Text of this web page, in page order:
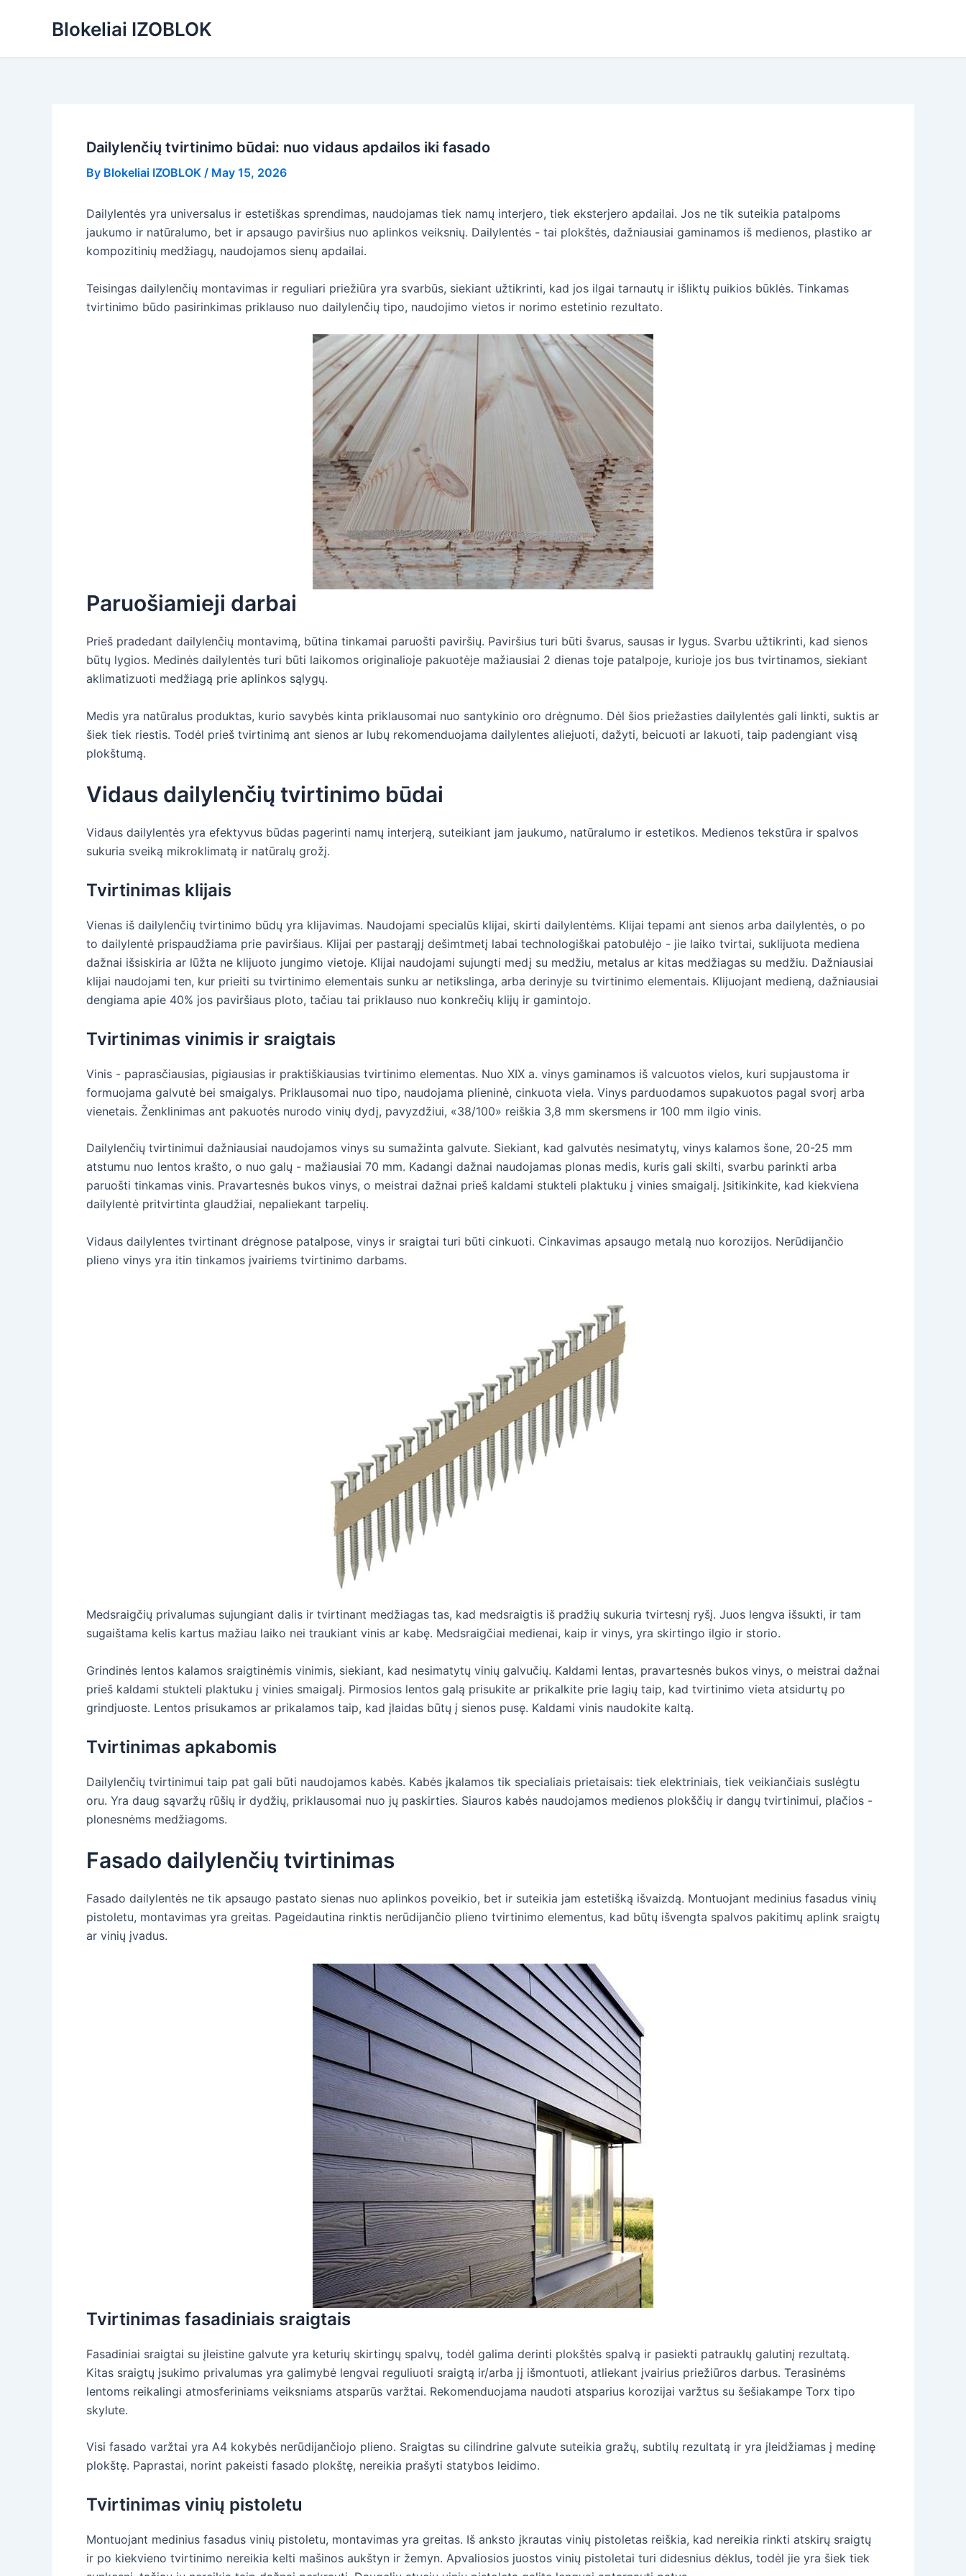
Blokeliai IZOBLOK
Dailylenčių tvirtinimo būdai: nuo vidaus apdailos iki fasado
By Blokeliai IZOBLOK / May 15, 2026
Dailylentės yra universalus ir estetiškas sprendimas, naudojamas tiek namų interjero, tiek eksterjero apdailai. Jos ne tik suteikia patalpoms
jaukumo ir natūralumo, bet ir apsaugo paviršius nuo aplinkos veiksnių. Dailylentės - tai plokštės, dažniausiai gaminamos iš medienos, plastiko ar
kompozitinių medžiagų, naudojamos sienų apdailai.
Teisingas dailylenčių montavimas ir reguliari priežiūra yra svarbūs, siekiant užtikrinti, kad jos ilgai tarnautų ir išliktų puikios būklės. Tinkamas
tvirtinimo būdo pasirinkimas priklauso nuo dailylenčių tipo, naudojimo vietos ir norimo estetinio rezultato.
Paruošiamieji darbai
Prieš pradedant dailylenčių montavimą, būtina tinkamai paruošti paviršių. Paviršius turi būti švarus, sausas ir lygus. Svarbu užtikrinti, kad sienos
būtų lygios. Medinės dailylentės turi būti laikomos originalioje pakuotėje mažiausiai 2 dienas toje patalpoje, kurioje jos bus tvirtinamos, siekiant
aklimatizuoti medžiagą prie aplinkos sąlygų.
Medis yra natūralus produktas, kurio savybės kinta priklausomai nuo santykinio oro drėgnumo. Dėl šios priežasties dailylentės gali linkti, suktis ar
šiek tiek riestis. Todėl prieš tvirtinimą ant sienos ar lubų rekomenduojama dailylentes aliejuoti, dažyti, beicuoti ar lakuoti, taip padengiant visą
plokštumą.
Vidaus dailylenčių tvirtinimo būdai
Vidaus dailylentės yra efektyvus būdas pagerinti namų interjerą, suteikiant jam jaukumo, natūralumo ir estetikos. Medienos tekstūra ir spalvos
sukuria sveiką mikroklimatą ir natūralų grožį.
Tvirtinimas klijais
Vienas iš dailylenčių tvirtinimo būdų yra klijavimas. Naudojami specialūs klijai, skirti dailylentėms. Klijai tepami ant sienos arba dailylentės, o po
to dailylentė prispaudžiama prie paviršiaus. Klijai per pastarąjį dešimtmetį labai technologiškai patobulėjo - jie laiko tvirtai, suklijuota mediena
dažnai išsiskiria ar lūžta ne klijuoto jungimo vietoje. Klijai naudojami sujungti medį su medžiu, metalus ar kitas medžiagas su medžiu. Dažniausiai
klijai naudojami ten, kur prieiti su tvirtinimo elementais sunku ar netikslinga, arba derinyje su tvirtinimo elementais. Klijuojant medieną, dažniausiai
dengiama apie 40% jos paviršiaus ploto, tačiau tai priklauso nuo konkrečių klijų ir gamintojo.
Tvirtinimas vinimis ir sraigtais
Vinis - paprasčiausias, pigiausias ir praktiškiausias tvirtinimo elementas. Nuo XIX a. vinys gaminamos iš valcuotos vielos, kuri supjaustoma ir
formuojama galvutė bei smaigalys. Priklausomai nuo tipo, naudojama plieninė, cinkuota viela. Vinys parduodamos supakuotos pagal svorį arba
vienetais. Ženklinimas ant pakuotės nurodo vinių dydį, pavyzdžiui, «38/100» reiškia 3,8 mm skersmens ir 100 mm ilgio vinis.
Dailylenčių tvirtinimui dažniausiai naudojamos vinys su sumažinta galvute. Siekiant, kad galvutės nesimatytų, vinys kalamos šone, 20-25 mm
atstumu nuo lentos krašto, o nuo galų - mažiausiai 70 mm. Kadangi dažnai naudojamas plonas medis, kuris gali skilti, svarbu parinkti arba
paruošti tinkamas vinis. Pravartesnės bukos vinys, o meistrai dažnai prieš kaldami stukteli plaktuku į vinies smaigalį. Įsitikinkite, kad kiekviena
dailylentė pritvirtinta glaudžiai, nepaliekant tarpelių.
Vidaus dailylentes tvirtinant drėgnose patalpose, vinys ir sraigtai turi būti cinkuoti. Cinkavimas apsaugo metalą nuo korozijos. Nerūdijančio
plieno vinys yra itin tinkamos įvairiems tvirtinimo darbams.
Medsraigčių privalumas sujungiant dalis ir tvirtinant medžiagas tas, kad medsraigtis iš pradžių sukuria tvirtesnį ryšį. Juos lengva išsukti, ir tam
sugaištama kelis kartus mažiau laiko nei traukiant vinis ar kabę. Medsraigčiai medienai, kaip ir vinys, yra skirtingo ilgio ir storio.
Grindinės lentos kalamos sraigtinėmis vinimis, siekiant, kad nesimatytų vinių galvučių. Kaldami lentas, pravartesnės bukos vinys, o meistrai dažnai
prieš kaldami stukteli plaktuku į vinies smaigalį. Pirmosios lentos galą prisukite ar prikalkite prie lagių taip, kad tvirtinimo vieta atsidurtų po
grindjuoste. Lentos prisukamos ar prikalamos taip, kad įlaidas būtų į sienos pusę. Kaldami vinis naudokite kaltą.
Tvirtinimas apkabomis
Dailylenčių tvirtinimui taip pat gali būti naudojamos kabės. Kabės įkalamos tik specialiais prietaisais: tiek elektriniais, tiek veikiančiais suslėgtu
oru. Yra daug sąvaržų rūšių ir dydžių, priklausomai nuo jų paskirties. Siauros kabės naudojamos medienos plokščių ir dangų tvirtinimui, plačios -
plonesnėms medžiagoms.
Fasado dailylenčių tvirtinimas
Fasado dailylentės ne tik apsaugo pastato sienas nuo aplinkos poveikio, bet ir suteikia jam estetišką išvaizdą. Montuojant medinius fasadus vinių
pistoletu, montavimas yra greitas. Pageidautina rinktis nerūdijančio plieno tvirtinimo elementus, kad būtų išvengta spalvos pakitimų aplink sraigtų
ar vinių įvadus.
Tvirtinimas fasadiniais sraigtais
Fasadiniai sraigtai su įleistine galvute yra keturių skirtingų spalvų, todėl galima derinti plokštės spalvą ir pasiekti patrauklų galutinį rezultatą.
Kitas sraigtų įsukimo privalumas yra galimybė lengvai reguliuoti sraigtą ir/arba jį išmontuoti, atliekant įvairius priežiūros darbus. Terasinėms
lentoms reikalingi atmosferiniams veiksniams atsparūs varžtai. Rekomenduojama naudoti atsparius korozijai varžtus su šešiakampe Torx tipo
skylute.
Visi fasado varžtai yra A4 kokybės nerūdijančiojo plieno. Sraigtas su cilindrine galvute suteikia gražų, subtilų rezultatą ir yra įleidžiamas į medinę
plokštę. Paprastai, norint pakeisti fasado plokštę, nereikia prašyti statybos leidimo.
Tvirtinimas vinių pistoletu
Montuojant medinius fasadus vinių pistoletu, montavimas yra greitas. Iš anksto įkrautas vinių pistoletas reiškia, kad nereikia rinkti atskirų sraigtų
ir po kiekvieno tvirtinimo nereikia kelti mašinos aukštyn ir žemyn. Apvaliosios juostos vinių pistoletai turi didesnius dėklus, todėl jie yra šiek tiek